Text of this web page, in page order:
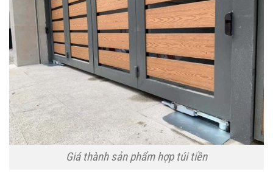
Giá thành sản phẩm hợp túi tiền